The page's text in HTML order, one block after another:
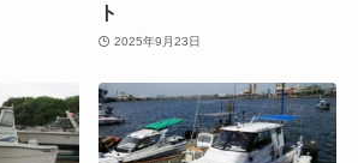
ト
2025年9月23日